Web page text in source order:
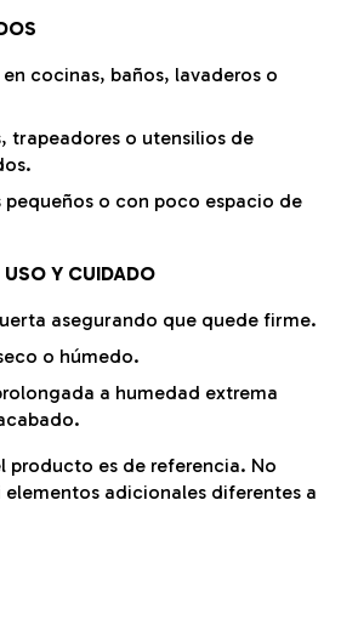
cocinas, baños, lavaderos o
trapeadores o utensilios de
pequeños o con poco espacio de
USO Y CUIDADO
asegurando que quede firme.
o húmedo.
a humedad extrema
producto es de referencia. No
adicionales diferentes a